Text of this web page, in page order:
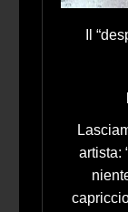
Il
artista: